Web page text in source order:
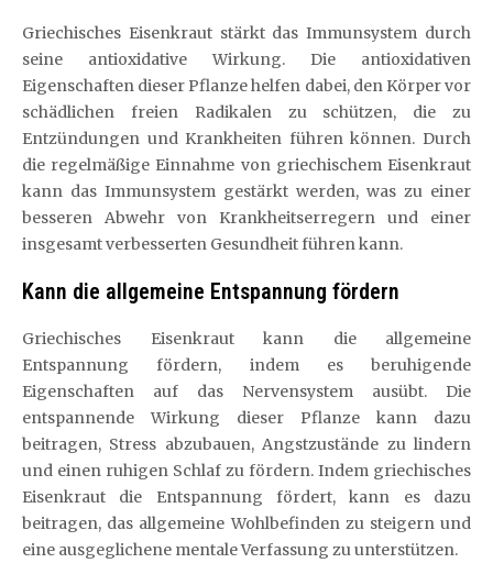
Griechisches Eisenkraut stärkt das Immunsystem durch
seine antioxidative Wirkung. Die antioxidativen
Eigenschaften dieser Pflanze helfen dabei, den Körper vor
schädlichen freien Radikalen zu schützen, die zu
Entzündungen und Krankheiten führen können. Durch
die regelmäßige Einnahme von griechischem Eisenkraut
kann das Immunsystem gestärkt werden, was zu einer
besseren Abwehr von Krankheitserregern und einer
insgesamt verbesserten Gesundheit führen kann.
Kann die allgemeine Entspannung fördern
Griechisches Eisenkraut kann die allgemeine
Entspannung fördern, indem es beruhigende
Eigenschaften auf das Nervensystem ausübt. Die
entspannende Wirkung dieser Pflanze kann dazu
beitragen, Stress abzubauen, Angstzustände zu lindern
und einen ruhigen Schlaf zu fördern. Indem griechisches
Eisenkraut die Entspannung fördert, kann es dazu
beitragen, das allgemeine Wohlbefinden zu steigern und
eine ausgeglichene mentale Verfassung zu unterstützen.